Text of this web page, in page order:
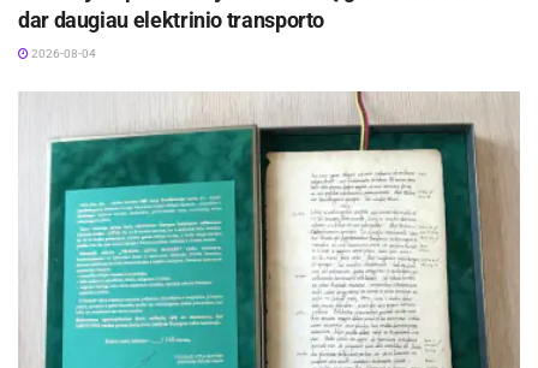
Žymos: Infrastruktūra
dar daugiau elektrinio transporto
2026-08-04